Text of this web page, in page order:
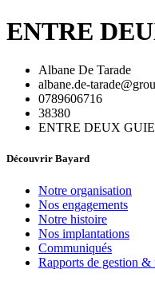
ENTRE
Albane De Tarade
albane.de-
0789606716
38380
ENTRE DEUX
Découvrir Bayard
Notre organisation
Nos engagements
Notre histoire
Nos implantations
Communiqués
Rapports de gestion &